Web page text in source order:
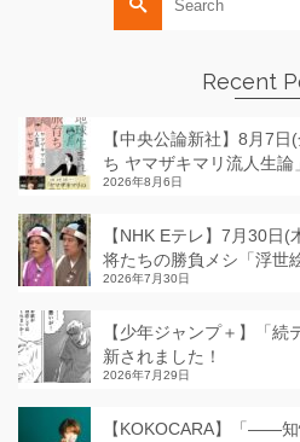
Recent
【中央公論新社】8月7
ち ヤマザキマリ流人生論
2026年8月6日
【NHK Eテレ】7月30日
将たちの勝負メシ「浮世
2026年7月30日
【少年ジャンプ＋】「
新されました！
2026年7月29日
【KOKOCARA】「——